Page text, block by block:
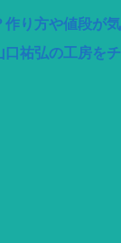
作り方や値段が気
祐弘の工房をチ